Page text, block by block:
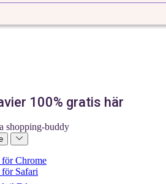
100% gratis här
shopping-buddy
Chrome
Safari